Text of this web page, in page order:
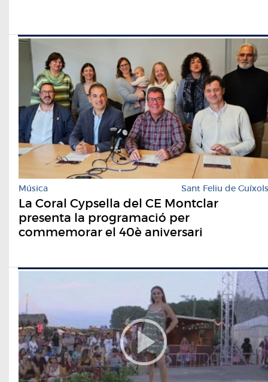
Música Sant Feliu de Guíxols
La Coral Cypsella del CE Montclar
presenta la programació per
commemorar el 40è aniversari